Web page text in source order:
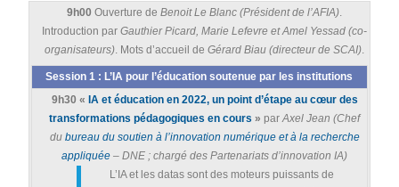
9h00 Ouverture deBenoit Le Blanc (Président de l’AFIA).
Introduction parGauthier Picard, Marie Lefevre et Amel Yessad (co-
organisateurs). Mots d’accueil deGérard Biau (directeur de SCAI).
Session 1 : L’IA pour l’éducation soutenue par les institutions
9h30 « IA et éducation en 2022, un point d’étape au cœur des
transformations pédagogiques en cours » parAxel Jean (Chef
du bureau du soutien à l’innovation numérique et à la recherche
appliquée – DNE ; chargé des Partenariats d’innovation IA)
L’IA et les datas sont des moteurs puissants de